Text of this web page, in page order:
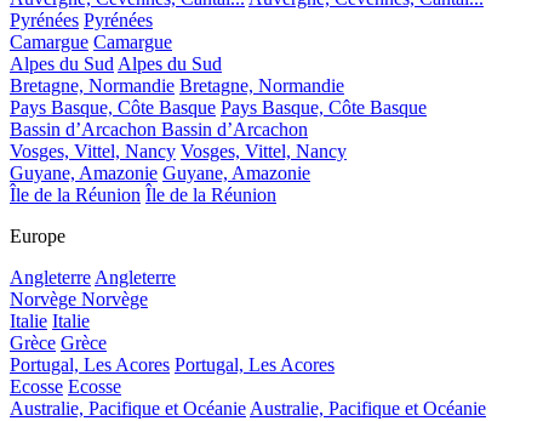
Pyrénées Pyrénées
Camargue Camargue
Alpes du SudAlpes du Sud
Bretagne, Normandie Bretagne, Normandie
Pays Basque, Côte Basque Pays Basque, Côte Basque
Bassin d’Arcachon Bassin d’Arcachon
Vosges, Vittel, Nancy Vosges, Vittel, Nancy
Guyane, Amazonie Guyane, Amazonie
Île de la Réunion Île de la Réunion
Europe
AngleterreAngleterre
Norvège Norvège
Italie Italie
Grèce Grèce
Portugal, Les Acores Portugal, Les Acores
Ecosse Ecosse
Australie, Pacifique et OcéanieAustralie, Pacifique et Océanie